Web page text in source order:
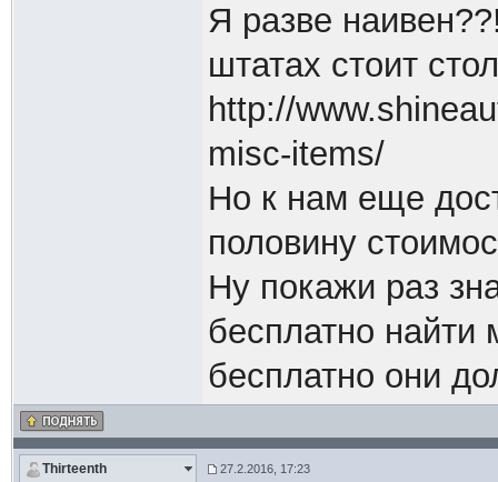
Я разве
штатах стоит
http://
misc-items/
Но к нам еще
половину
Ну покажи раз
бесплатно найти
бесплатно они
Thirteenth 27.2.2016, 17:23